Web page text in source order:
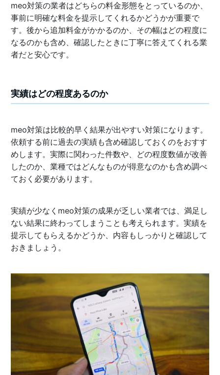
meo対策の業者はどちらの料金形態をとっているのか、
事前に明確な料金を提示してくれるかどうかが重要で
す。後から追加料金がかかるのか、その幅はどの程度に
なるのかも含め、確認したときに丁寧に答えてくれる業
者だと安心です。
実績はどの程度あるのか
meo対策は比較的早く結果が出やすい対策になります。
依頼する前に過去の実績も含め確認しておくのをおすす
めします。実際に関わった件数や、どの程度数値が改善
したのか、業種ではどんなものが得意なのかも含め調べ
ておく必要があります。
実績が少なくmeo対策の成果が乏しい業者では、満足し
ない結果に終わってしまうことも考えられます。実績を
提示してもらえるかどうか、内容もしっかりと確認して
おきましょう。